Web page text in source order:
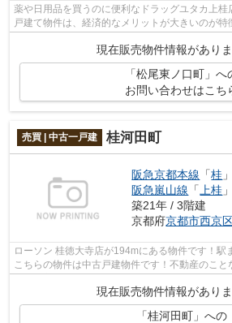
薬や日用品を買うのに便利なドラッグユタカ上
戸建て物件は、経済的なメリットが大きいのが
現在販売物件情報がありま
「松尾東ノ口町」へ
お問い合わせはこち
売買 | 中古一戸建 桂河田町
阪急京都本線 「桂
阪急嵐山線 「 上桂
築21年 / 3階建
京都府京都市西京
ローソン 桂徳大寺店が194mにある物件です！駅
こちらの物件は中古戸建物件です！不動産のこ
い！豊富な経験と知識を持つ当社なら、...
現在販売物件情報がありま
「桂河田町」への